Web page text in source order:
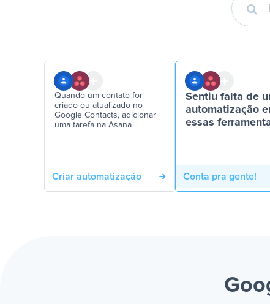
Quando um contato for
criado ou atualizado no
Google Contacts, adicionar
uma tarefa na Asana
Criar automatização
Sentiu falta de
automatização
essas
Conta pra gente!